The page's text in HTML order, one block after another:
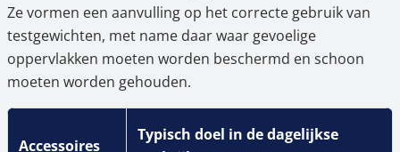
Ze vormen een aanvulling op het correcte gebruik van
testgewichten, met name daar waar gevoelige
oppervlakken moeten worden beschermd en schoon
moeten worden gehouden.
Accessoires
Typisch doel in de dagelijkse